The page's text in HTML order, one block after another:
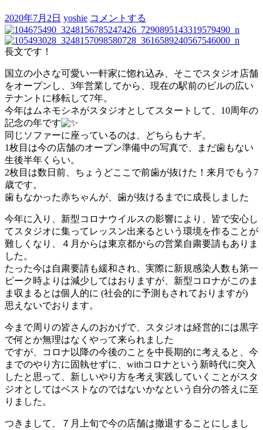
2020年7月2日 yoshie コメントする
長文です！
国立の小さな可愛い一軒家に惚れ込み、そこでスタジオ店舗
をオープンし、3年営業してから、現在の駅前のビルの広い
テナントに移転して7年。
今年はムネモシネがスタジオとしてスタートして、10周年の
記念の年です
同じソファーに座っているのは、どちらもナギ。
1枚目は今の店舗のオープン準備中の写真で、まだ歯もない
生後半年くらい。
2枚目は数日前、ちょうどここで前歯が抜けた！来月でもう7
歳です。
歯もなかった赤ちゃんが、歯が抜けるまでに成長しました
今年に入り、新型コロナウイルスの影響により、皆で安心し
てスタジオに集ってレッスン出来るという環境を作ることが
難しくなり、４月からは東京都からの営業自粛要請もありま
した。
たった今は自粛要請も緩和され、実際に新規感染人数も第一
ピーク時よりは減少してはおりますが、新型コロナがこのま
ま収まるとは個人的に (社会的に予測もされておりますが)
思えないでおります。
今まで周りの皆さんのおかげで、スタジオは経営的には黒字
で何とか無理はなくやって来られました
ですが、コロナ以降の今後のことを中長期的に考えると、今
までのやり方に固執せずに、withコロナという新時代に突入
したと思って、新しいやり方を考え実践していくことがスタ
ジオとしてはベストなのではないかなという自分の答えに至
りました。
つきまして、７月上旬で今の店舗は撤退することにしまし